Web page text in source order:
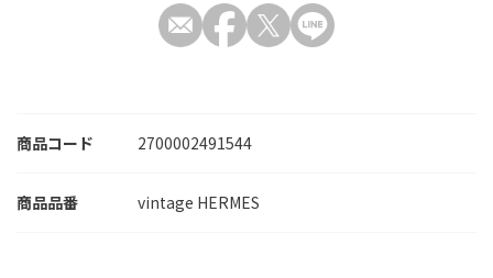
商品コード 2700002491544
vintage HERMES